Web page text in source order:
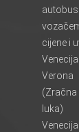
cijene i
Verona
(Zračna
luka)